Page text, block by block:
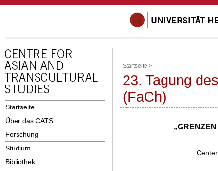
Startseite
Über das CATS
Forschung
Studium
Bibliothek
Startseite >
23. Tagung
(FaCh)